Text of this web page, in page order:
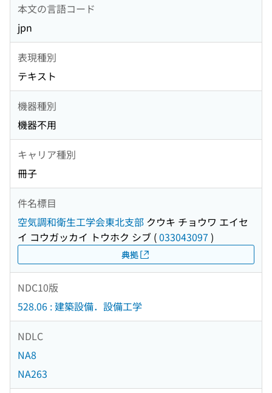
本文の言語コード
jpn
表現種別
テキスト
機器種別
機器不用
キャリア種別
冊子
件名標目
空気調和衛生工学会東北支部 クウキ チョウワ エイセ
イ コウガッカイ トウホク シブ (033043097 )
典拠
NDC10版
528.06 : 建築設備．設備工学
NDLC
NA8
NA263